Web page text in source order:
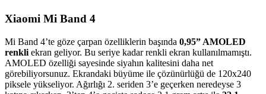
Xiaomi Mi Band 4
Mi Band 4’te göze çarpan özelliklerin başında 0,95” AMOLED
renkli ekran geliyor. Bu seriye kadar renkli ekran kullanılmamıştı.
AMOLED özelliği sayesinde siyahın kalitesini daha net
görebiliyorsunuz. Ekrandaki büyüme ile çözünürlüğü de 120x240
piksele yükseliyor. Ağırlığı 2. seriden 3’e geçerken neredeyse 3